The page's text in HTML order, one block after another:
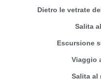
Dietro le vetrate
Salita
Escursione
Viaggio
Salita al